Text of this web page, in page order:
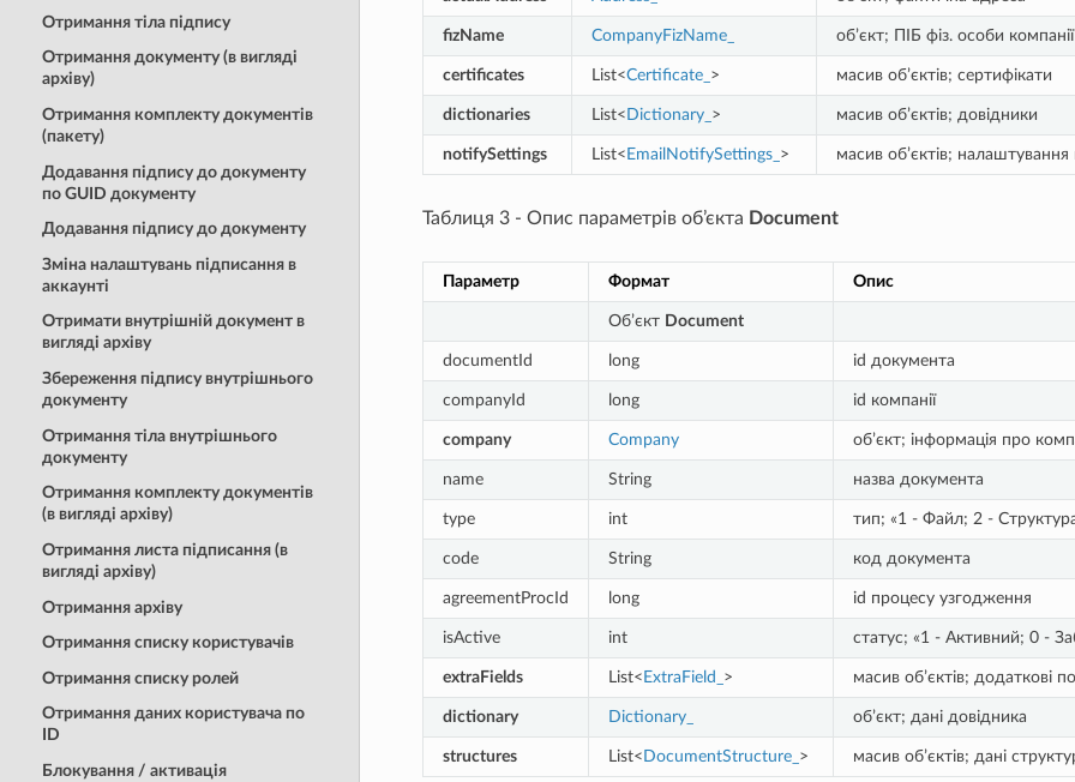
Отримання тіла підпису
Отримання документу (в вигляді
архіву)
Отримання комплекту документів
(пакету)
Додавання підпису до документу
по GUID документу
Додавання підпису до документу
Зміна налаштувань підписання в
аккаунті
Отримати внутрішній документ в
вигляді архіву
Збереження підпису внутрішнього
документу
Отримання тіла внутрішнього
документу
Отримання комплекту документів
(в вигляді архіву)
Отримання листа підписання (в
вигляді архіву)
Отримання архіву
Отримання списку користувачів
Отримання списку ролей
Отримання даних користувача по
ID
Блокування / активація
fizName CompanyFizName_ об’єкт; ПІБ фіз. особи компанії
certificates List<Certificate_ > масив об’єктів; сертифікати
dictionaries List< Dictionary_ > масив об’єктів; довідники
notifySettings List< EmailNotifySettings_ > масив об’єктів;
Таблиця 3 - Опис параметрів об’єкта Document
Параметр Формат Опис
Об’єкт Document
documentId long id документа
companyId long id компанії
company Company об’єкт; інформація про
name String назва документа
type int тип; «1 - Файл; 2 -
code String код документа
agreementProcId long id процесу узгодження
isActive int статус; «1 - Активний; 0 -
extraFields List< ExtraField_ > масив об’єктів; додаткові
dictionary Dictionary_ об’єкт; дані довідника
structures List< DocumentStructure_ > масив об’єктів; дані